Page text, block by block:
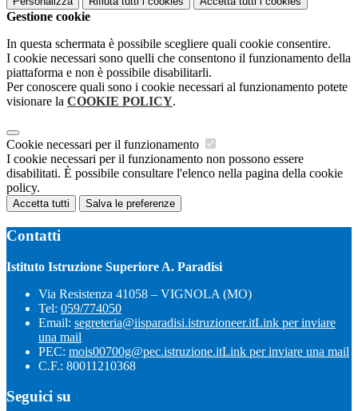
Gestione cookie
In questa schermata è possibile scegliere quali cookie consentire.
I cookie necessari sono quelli che consentono il funzionamento della
piattaforma e non è possibile disabilitarli.
Per conoscere quali sono i cookie necessari al funzionamento potete
visionare la COOKIE POLICY.
Cookie necessari per il funzionamento
I cookie necessari per il funzionamento non possono essere
disabilitati. È possibile consultare l'elenco nella pagina della cookie
policy.
Accetta tutti Salva le preferenze
Contatti
Istituto Istruzione Superiore A. Paradisi
Via Resistenza 41058 – VIGNOLA (MO)
Tel: 059/774050
Email: segreteria@iisparadisi.istruzioneer.itLink per inviare
una mail
PEC: mois00700g@pec.istruzione.itLink per inviare una mail
C.F.: 80011210368
Seguici su